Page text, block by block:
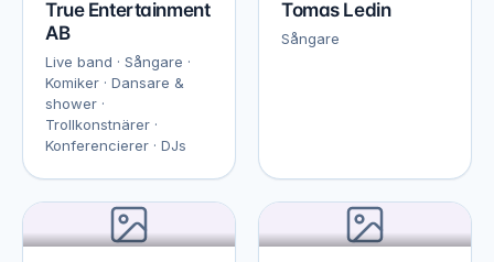
True Entertainment
AB
Live band · Sångare ·
Komiker · Dansare &
shower ·
Trollkonstnärer ·
Konferencierer · DJs
Tomas Ledin
Sångare